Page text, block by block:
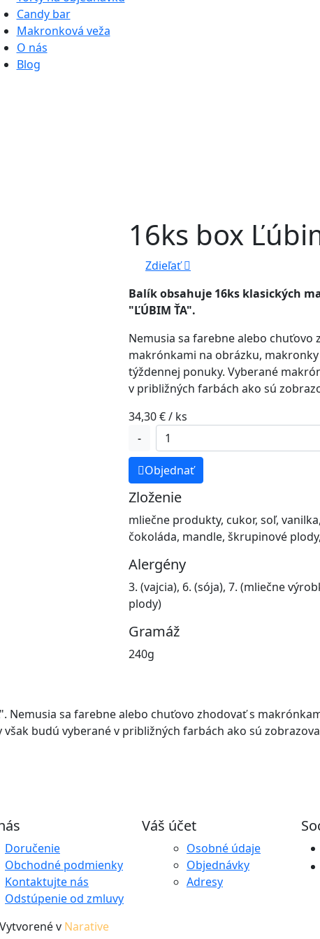
Candy bar
Makronková veža
O nás
Blog
16ks box
Zdieľať
Balík obsahuje 16ks klasických
"ĽÚBIM ŤA".
Nemusia sa farebne alebo chuťovo
makrónkami na obrázku, makronky
týždennej ponuky. Vyberané
v približných farbách ako sú
34,30€/ ks
-
množstvo
16ks
box
Ľúbim
ťa
Objednať
Zloženie
mliečne produkty, cukor, soľ,
čokoláda, mandle, škrupinové
Alergény
3. (vajcia), 6. (sója), 7. (mliečne
plody)
Gramáž
240g
Nemusia sa farebne alebo chuťovo zhodovať s
budú vyberané v približných farbách ako sú
Doručenie
Obchodné podmienky
Kontaktujte nás
Odstúpenie od zmluvy
Váš účet
Osobné údaje
Objednávky
Adresy
Vytvorené v Narative